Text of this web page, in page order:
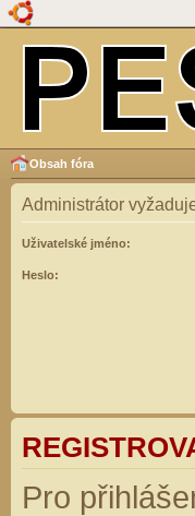
Obsah fóra
Administrátor
Uživatelské jméno:
Heslo:
Pro